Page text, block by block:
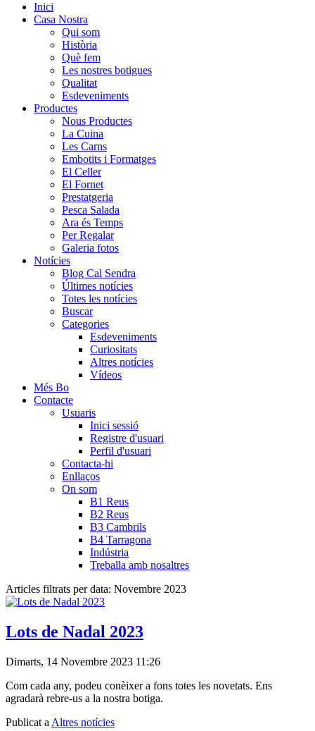
Inici
Casa Nostra
Qui som
Història
Què fem
Les nostres botigues
Qualitat
Esdeveniments
Productes
Nous Productes
La Cuina
Les Carns
Embotits i Formatges
El Celler
El Fornet
Prestatgeria
Pesca Salada
Ara és Temps
Per Regalar
Galeria fotos
Notícies
Blog Cal Sendra
Últimes notícies
Totes les notícies
Buscar
Categories
Esdeveniments
Curiositats
Altres notícies
Vídeos
Més Bo
Contacte
Usuaris
Inici sessió
Registre d'usuari
Perfil d'usuari
Contacta-hi
Enllaços
On som
B1 Reus
B2 Reus
B3 Cambrils
B4 Tarragona
Indústria
Treballa amb nosaltres
Articles filtrats per data: Novembre 2023
Lots de Nadal 2023
Dimarts, 14 Novembre 2023 11:26
Com cada any, podeu conèixer a fons totes les novetats. Ens
agradarà rebre-us a la nostra botiga.
Publicat a Altres notícies